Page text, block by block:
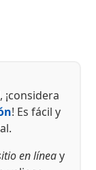
! Es fácil y
en líneay